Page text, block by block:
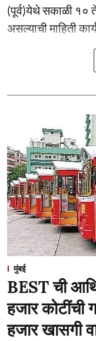
(पूर्व)येथे सकाळी १०
असल्याची माहिती
मुंबई
BEST ची
हजार
हजार खासगी